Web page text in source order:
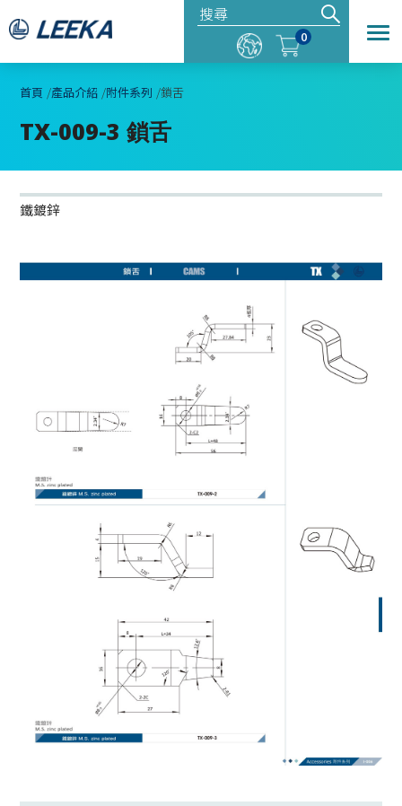
0
首頁 產品介紹 附件系列 鎖舌
TX-009-3 鎖舌
鐵鍍鋅